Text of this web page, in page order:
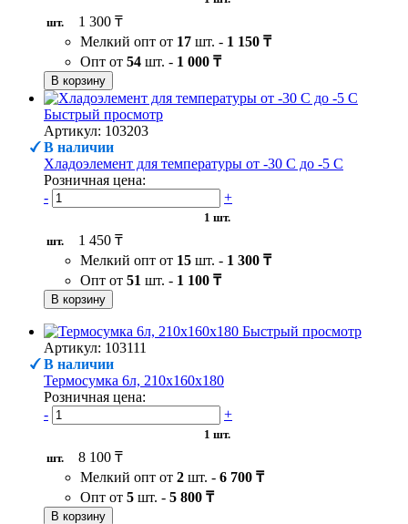
шт.
1 300 ₸
Мелкий опт от 17 шт. - 1 150 ₸
Опт от 54 шт. - 1 000 ₸
В корзину
Быстрый просмотр
Артикул: 103203
В наличии
Хладоэлемент для температуры от -30 С до -5 С
Розничная цена:
-
+
1 шт.
шт.
1 450 ₸
Мелкий опт от 15 шт. - 1 300 ₸
Опт от 51 шт. - 1 100 ₸
В корзину
Быстрый просмотр
Артикул: 103111
В наличии
Термосумка 6л, 210х160х180
Розничная цена:
-
+
1 шт.
шт.
8 100 ₸
Мелкий опт от 2 шт. - 6 700 ₸
Опт от 5 шт. - 5 800 ₸
В корзину